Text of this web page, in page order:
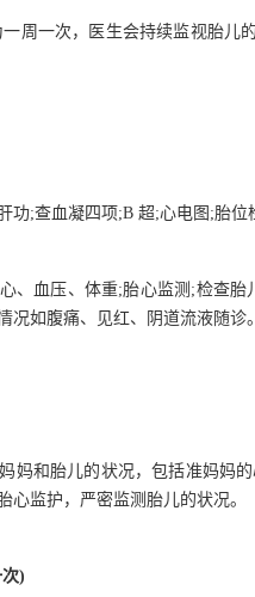
周一次，医生会持续监视胎
功;查血凝四项;B 超;心电图;胎位
、血压、体重;胎心监测;检查
况如腹痛、见红、阴道流液随诊
妈和胎儿的状况，包括准妈妈
心监护，严密监测胎儿的状况。
)